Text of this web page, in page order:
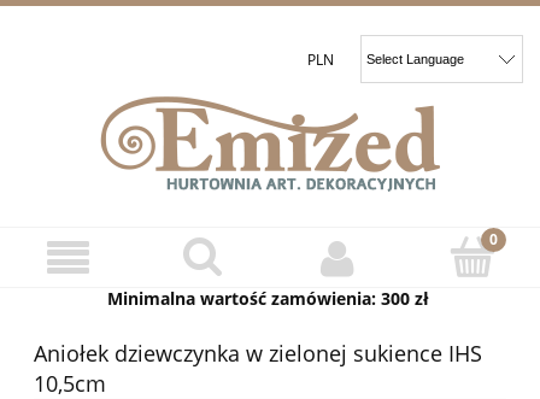
Minimalna wartość zamówienia: 300 zł
Aniołek dziewczynka w zielonej sukience IHS
10,5cm